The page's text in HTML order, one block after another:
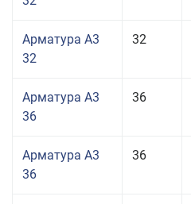
Арматура А3
32
32
Арматура А3
36
36
Арматура А3
36
36